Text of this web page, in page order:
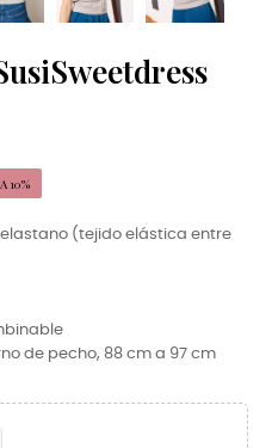
10%
(tejido elástica entre
de pecho, 88 cm a 97 cm